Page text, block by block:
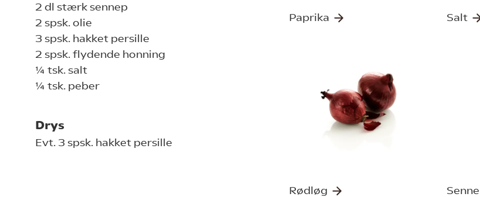
2 dl stærk sennep
2 spsk. olie
3 spsk. hakket persille
2 spsk. flydende honning
¼ tsk. salt
¼ tsk. peber
Drys
Evt. 3 spsk. hakket persille
Paprika Salt
Rødløg